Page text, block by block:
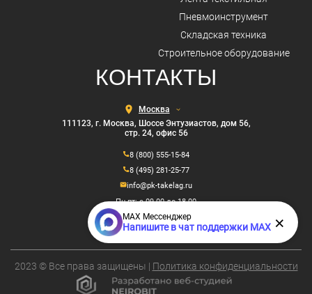
Пневмоинструмент
Складская техника
Строительное оборудование
КОНТАКТЫ
Выберите
город
111123, г. Москва, Шоссе Энтузиастов, дом 56,
стр. 24, офис 56
info@pk-takelag.ru
Пн-пт: с 09.00 до 18.00
8 (800) 555-15-84
8 (495) 281-25-77
2023 © Все права защищены | Политика конфиденциальности
MAX Мессенджер
Напишите в чат поддержки MAX ×